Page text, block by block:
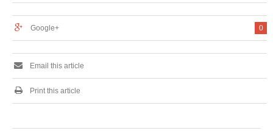
0
Google+
Email this article
Print this article